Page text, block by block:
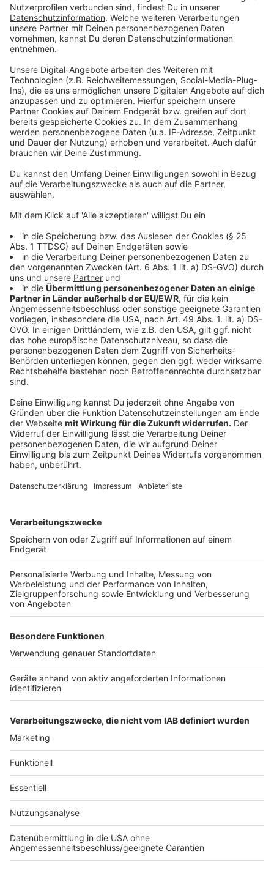
Akzeptieren
powered byUsercentrics Consent
gesunden Start auf unseren Tellern? Kein Problem,
Nelson Müller hat mal wieder was für euch. Er liefert
einfach am laufenden Band.
Für die Creme:Erdnüsse in einer beschichteten
Pfanne ohne Fett anrösten. Abkühlen lassen.
Basilikumblätter abzupfen. Knoblauch schälen und
grob schneiden. Parmesan fein reiben. Erdnüsse,
Standmixer oder mit dem Blitzhacker fein
pürieren. Mit Salz und Pfeffer abschmecken.
Süßkartoffeln schälen. Mit Zucchini auf dem
Spiralschneider in lange Spaghetti-ähnliche
Streifen schneiden. Butter in einer großen Pfanne
erhitzen. Gemüse bei mittlerer Hitze kurz
anschwitzen. Mit Muskat, Salz und Pfeffer
abschmecken und zehn Minuten knackig garen.
Erdnusspaste dazugeben und gut durchmischen.
Gemüsenudeln mit einer Fleischgabel aufdrehen,
auf Teller verteilen und servieren.
Anzeige
Das ist der Kitchen Club by Nelson Müller
Anzeige
Bei euch läuft das Radio in der Küche, bei uns die
Küche im Radio. Starkoch Nelson Müller lädt uns
Nachkochen oder Nachkochen lassen. Nelson nimmt
uns mit in seine Küche und weiht uns in die
Geheimnisse eines bekannten Profikochs ein. Der
Kitchen Club by Nelson Müller ist etwas für alle
Gourmets und Gourmüsen. Für alle von euch, die
wissen, dass Kardamom ein Gewürz ist und kein
Ersatzteil fürs Auto. Das ist "Foodtainment" der
Extraklasse. Feinste Küche, die man überall genießen
oder wie Nelson es sagt: "Macht nix, wenn's
schmeckt!"
Nelson Müller live erleben? Hier gibt esInfos zu den
Anzeige